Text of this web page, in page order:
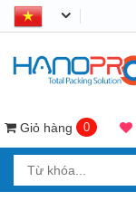
Giỏ hàng 0